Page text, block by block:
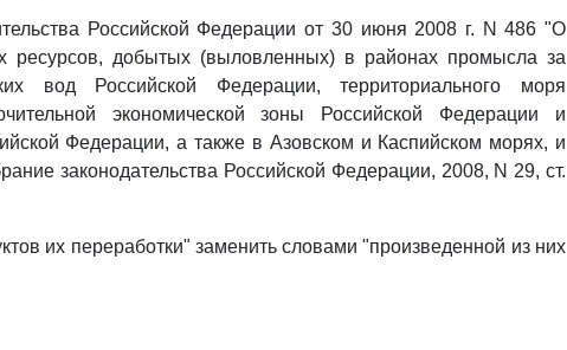
Российской Федерации от 30 июня 2008 г. N 486 "О
ресурсов, добытых (выловленных) в районах промысла за
вод Российской Федерации, территориального моря
экономической зоны Российской Федерации и
Федерации, а также в Азовском и Каспийском морях, и
законодательства Российской Федерации, 2008, N 29, ст.
их переработки" заменить словами "произведенной из них